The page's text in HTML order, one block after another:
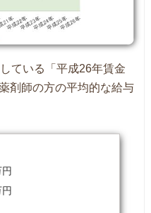
ている「平成26年賃金
剤師の方の平均的な給与